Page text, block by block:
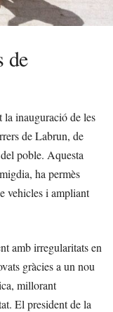
de
la inauguració de les
de Labrun, de
poble. Aquesta
ha permès
vehicles i ampliant
amb irregularitats en
gràcies a un nou
millorant
El president de la